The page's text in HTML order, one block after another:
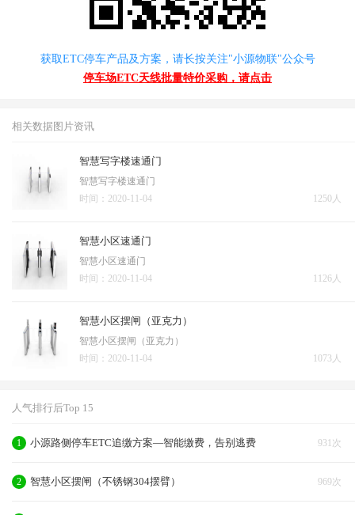
获取ETC停车产品及方案，请长按关注"小源物联"公众号
停车场ETC天线批量特价采购，请点击
相关数据图片资讯
智慧写字楼速通门
智慧写字楼速通门
1250人
时间：2020-11-04
智慧小区速通门
智慧小区速通门
1126人
时间：2020-11-04
智慧小区摆闸（亚克力）
智慧小区摆闸（亚克力）
1073人
时间：2020-11-04
人气排行后Top 15
931次
1 小源路侧停车ETC追缴方案—智能缴费，告别逃费
969次
2 智慧小区摆闸（不锈钢304摆臂）